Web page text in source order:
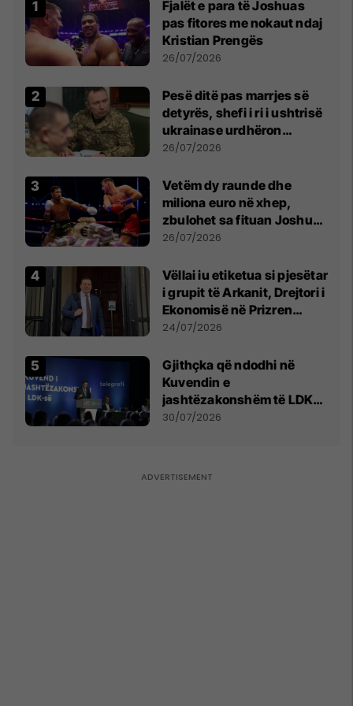
Fjalët e para të Joshuas
pas fitores me nokaut ndaj
Kristian Prengës
26/07/2026
Pesë ditë pas marrjes së
detyrës, shefi i ri i ushtrisë
ukrainase urdhëron
kontroll të madh
26/07/2026
Vetëm dy raunde dhe
miliona euro në xhep,
zbulohet sa fituan Joshua
e Prenga
26/07/2026
Vëllai iu etiketua si pjesëtar
i grupit të Arkanit, Drejtori i
Ekonomisë në Prizren
mohon pretendimet
24/07/2026
Gjithçka që ndodhi në
Kuvendin e
jashtëzakonshëm të LDK-
së
30/07/2026